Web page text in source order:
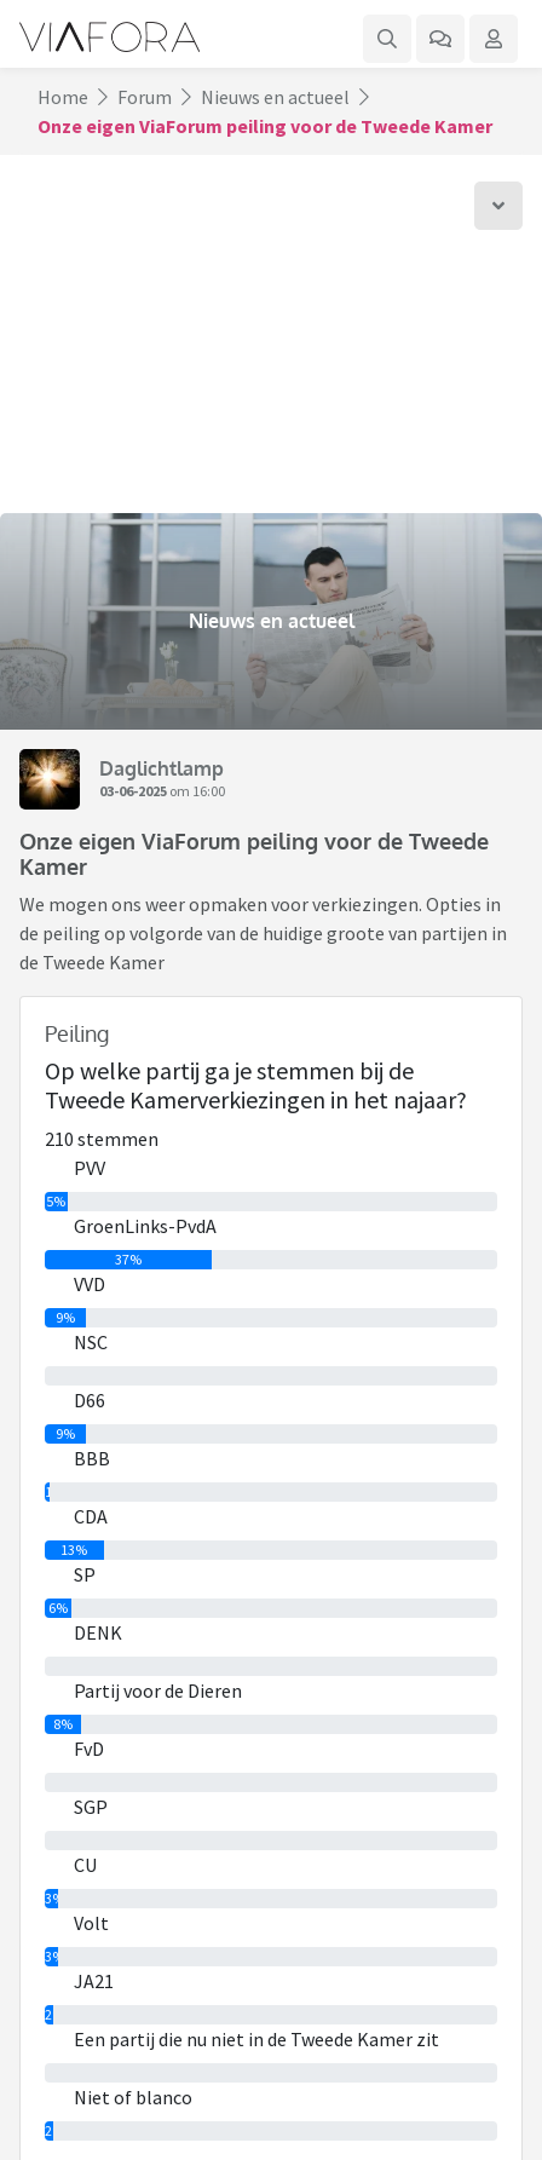
Home Forum
Nieuws en actueel
Onze eigen ViaForum peiling voor de Tweede Kamer
Nieuws en actueel
Daglichtlamp
03-06-2025 om 16:00
Onze eigen ViaForum peiling voor de Tweede
Kamer
We mogen ons weer opmaken voor verkiezingen. Opties in
de peiling op volgorde van de huidige groote van partijen in
de Tweede Kamer
Peiling
Op welke partij ga je stemmen bij de
Tweede Kamerverkiezingen in het najaar?
210 stemmen
PVV
5%
GroenLinks-PvdA
37%
VVD
9%
NSC
D66
9%
BBB
1%
CDA
13%
SP
6%
DENK
Partij voor de Dieren
8%
FvD
SGP
CU
3%
Volt
3%
JA21
2%
Een partij die nu niet in de Tweede Kamer zit
Niet of blanco
2%